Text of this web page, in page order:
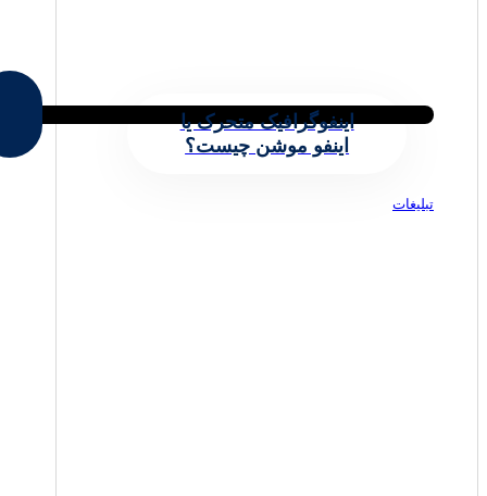
اینفوگرافیک متحرک یا
اینفو موشن چیست؟
تبلیغات